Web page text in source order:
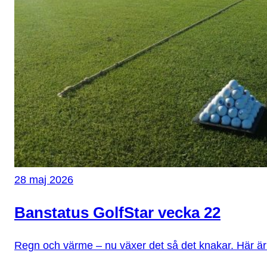
28 maj 2026
Banstatus GolfStar vecka 22
Regn och värme – nu växer det så det knakar. Här